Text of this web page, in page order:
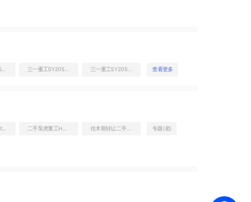
三一重工SY205C挖掘机 三一重工SY205C挖掘机 三一重工SY205C挖掘机 查看更多
二手EC380沃尔沃销售电话 佳木斯转让二手80挖掘机 专题(老)